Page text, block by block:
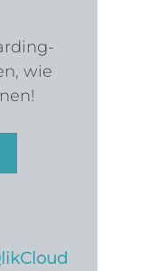
wie